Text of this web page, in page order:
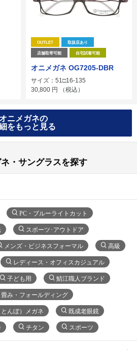
OUTLET 取扱店あり
店舗取寄可能 自宅試着可能
オニメガネ OG7205-DBR
サイズ：51□16-135
30,800 円 （税込）
オニメガネの
をもっと見る
・サングラスを探す
PC・ブルーライトカット
スポーツ･アウトドア
メンズ・ビジネスフォーマル 高級
レディース・オフィスカジュアル
子ども用 鯖江職人ブランド
畳み・フォールディング
とんぼ）メガネ 既成老眼鏡
チタン スポーツ